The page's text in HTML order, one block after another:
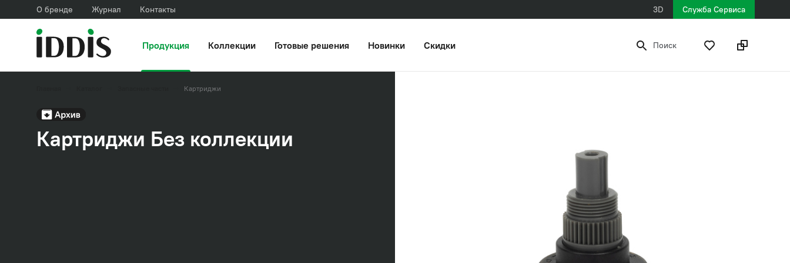
О бренде Журнал Контакты 3D Служба Сервиса
Продукция Коллекции Готовые решения Новинки Скидки Поиск
Картриджи
Картриджи Без коллекции